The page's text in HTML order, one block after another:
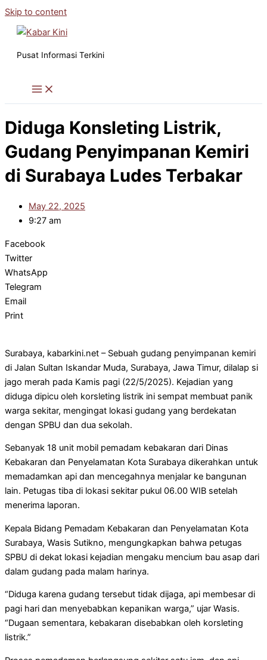
Skip to content
Pusat Informasi Terkini
Diduga Konsleting Listrik,
Gudang Penyimpanan Kemiri
di Surabaya Ludes Terbakar
May 22, 2025
9:27 am
Facebook
Twitter
WhatsApp
Telegram
Email
Print
Surabaya, kabarkini.net – Sebuah gudang penyimpanan kemiri
di Jalan Sultan Iskandar Muda, Surabaya, Jawa Timur, dilalap si
jago merah pada Kamis pagi (22/5/2025). Kejadian yang
diduga dipicu oleh korsleting listrik ini sempat membuat panik
warga sekitar, mengingat lokasi gudang yang berdekatan
dengan SPBU dan dua sekolah.
Sebanyak 18 unit mobil pemadam kebakaran dari Dinas
Kebakaran dan Penyelamatan Kota Surabaya dikerahkan untuk
memadamkan api dan mencegahnya menjalar ke bangunan
lain. Petugas tiba di lokasi sekitar pukul 06.00 WIB setelah
menerima laporan.
Kepala Bidang Pemadam Kebakaran dan Penyelamatan Kota
Surabaya, Wasis Sutikno, mengungkapkan bahwa petugas
SPBU di dekat lokasi kejadian mengaku mencium bau asap dari
dalam gudang pada malam harinya.
“Diduga karena gudang tersebut tidak dijaga, api membesar di
pagi hari dan menyebabkan kepanikan warga,” ujar Wasis.
“Dugaan sementara, kebakaran disebabkan oleh korsleting
listrik.”